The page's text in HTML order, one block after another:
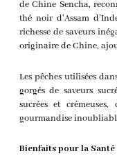
de Chine Sencha,
thé noir d’Assam
richesse de saveurs
originaire de Chine,
Les pêches utilisées
gorgés de saveurs
sucrées et
gourmandise
Bienfaits pour la Santé